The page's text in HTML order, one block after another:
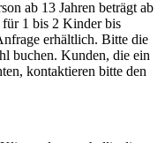
ab 13 Jahren beträgt ab
1 bis 2 Kinder bis
erhältlich. Bitte die
buchen. Kunden, die ein
kontaktieren bitte den